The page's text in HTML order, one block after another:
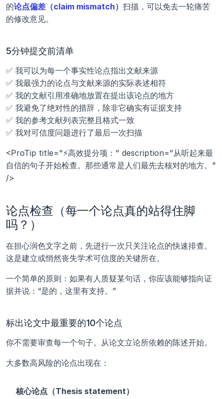
的论点偏差（claim mismatch） 扫描，可以免去一轮痛苦
的修改意见。
5分钟提交前清单
✅ 我可以为每一个事实性论点指出文献来源
✅ 我最强力的论点与文献来源的实际表述相符
✅ 我的文献引用准确地放置在提出该论点的地方
✅ 我避免了绝对性的措辞，除非它确实有证据支持
✅ 我的参考文献列表完整且格式一致
✅ 我对可信度问题进行了最后一次扫描
<ProTip title="⚡高效提分项：" description="从听起来最
自信的句子开始检查。那些通常是人们最先去核对的地方。"
/>
论点检查（每一个论点真的站得住脚
吗？）
在担心润色文字之前，先进行一次只关注论点的快速排查。
这是建立或悄然丧失学术可信度的关键所在。
一个简单的原则：如果有人质疑某句话，你应该能够指向证
据并说：“是的，这里有支持。”
标出论文中最重要的10个论点
你不需要审查每一个句子。从论文立论所依赖的陈述开始。
大多数高风险的论点出现在：
核心论点（Thesis statement）